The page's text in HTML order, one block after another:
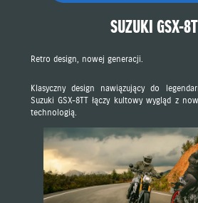
SUZUKI GSX-
Retro design, nowej generacji.
Klasyczny design nawiązujący do
Suzuki GSX-8TT łączy kultowy wygląd z
technologią.